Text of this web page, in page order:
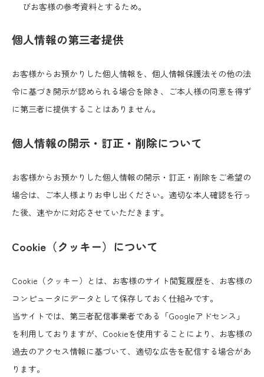
びお客様の参考資料とするため。
個人情報の第三者提供
お客様からお預かりした個人情報を、個人情報保護法その他の法
令に基づき開示が認められる場合を除き、ご本人様の同意を得ず
に第三者に提供することはありません。
個人情報の開示・訂正・削除について
お客様からお預かりした個人情報の開示・訂正・削除をご希望の
場合は、ご本人様よりお申し出ください。適切な本人確認を行っ
た後、速やかに対応させていただきます。
Cookie（クッキー）について
Cookie（クッキー）とは、お客様のサイト閲覧履歴を、お客様の
コンピュータにデータとして保存しておく仕組みです。
当サイトでは、第三者配信事業者である「Googleアドセンス」
を利用しておりますが、Cookieを使用することにより、お客様の
過去のアクセス情報に基づいて、適切な広告を配信する場合があ
ります。